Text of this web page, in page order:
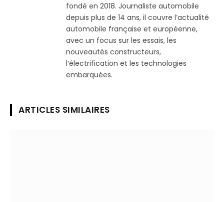
fondé en 2018. Journaliste automobile
depuis plus de 14 ans, il couvre l’actualité
automobile française et européenne,
avec un focus sur les essais, les
nouveautés constructeurs,
l’électrification et les technologies
embarquées.
ARTICLES SIMILAIRES